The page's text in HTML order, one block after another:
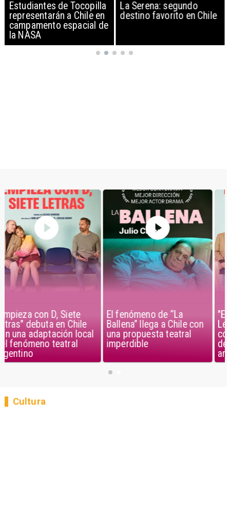
Estudiantes de Tocopilla
representarán a Chile en
campamento espacial de
la NASA
La Serena: segundo
destino favorito en Chile
El fenómeno de “La
Ballena” llega a Chile con
una propuesta teatral
imperdible
"Empieza con D, Siete
Letras" debuta en Chile
con una adaptación local
del fenómeno teatral
Cultura